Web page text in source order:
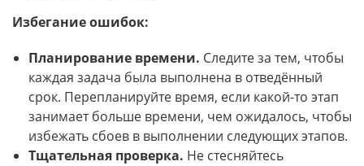
Избегание ошибок:
Планирование времени. Следите за тем, чтобы
каждая задача была выполнена в отведённый
срок. Перепланируйте время, если какой-то этап
занимает больше времени, чем ожидалось, чтобы
избежать сбоев в выполнении следующих этапов.
Тщательная проверка. Не стесняйтесь